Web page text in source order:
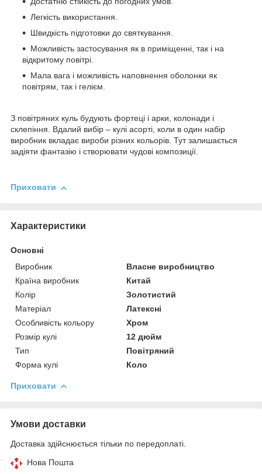
Легкість використання.
Швидкість підготовки до святкування.
Можливість застосування як в приміщенні, так і на
відкритому повітрі.
Мала вага і можливість наповнення оболонки як
повітрям, так і гелієм.
З повітряних куль будують фортеці і арки, колонади і
склепіння. Вдалий вибір – кулі асорті, коли в один набір
виробник вкладає вироби різних кольорів. Тут залишається
задіяти фантазію і створювати чудові композиції.
Приховати
Характеристики
Основні
Виробник
Власне виробництво
Країна виробник
Китай
Колір
Золотистий
Матеріал
Латексні
Особливість кольору
Хром
Розмір кулі
12 дюйм
Тип
Повітряний
Форма кулі
Коло
Приховати
Умови доставки
Доставка здійснюється тільки по передоплаті.
Нова Пошта